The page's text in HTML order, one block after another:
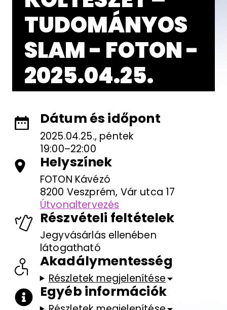
TUDOMÁNYOS
SLAM - FOTON -
2025.04.25.
Dátum és időpont
2025.04.25., péntek
19:00–22:00
Helyszínek
FOTON Kávézó
8200 Veszprém, Vár utca 17
Útvonaltervezés
Részvételi feltételek
Jegyvásárlás ellenében
látogatható
Akadálymentesség
Részletek megjelenítése
Egyéb információk